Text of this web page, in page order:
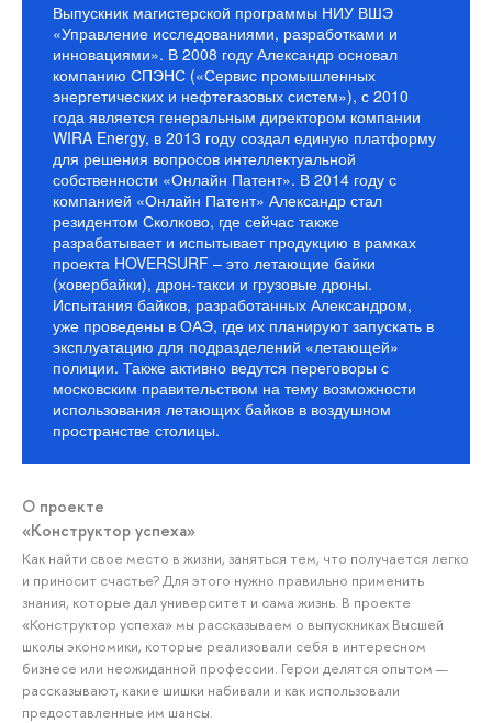
Выпускник магистерской программы НИУ ВШЭ
«Управление исследованиями, разработками и
инновациями». В 2008 году Александр основал
компанию СПЭНС («Сервис промышленных
энергетических и нефтегазовых систем»), с 2010
года является генеральным директором компании
WIRA Energy, в 2013 году создал единую платформу
для решения вопросов интеллектуальной
собственности «Онлайн Патент». В 2014 году с
компанией «Онлайн Патент» Александр стал
резидентом Сколково, где сейчас также
разрабатывает и испытывает продукцию в рамках
проекта HOVERSURF – это летающие байки
(ховербайки), дрон-такси и грузовые дроны.
Испытания байков, разработанных Александром,
уже проведены в ОАЭ, где их планируют запускать в
эксплуатацию для подразделений «летающей»
полиции. Также активно ведутся переговоры с
московским правительством на тему возможности
использования летающих байков в воздушном
пространстве столицы.
О проекте
«Конструктор успеха»
Как найти свое место в жизни, заняться тем, что получается легко
и приносит счастье? Для этого нужно правильно применить
знания, которые дал университет и сама жизнь. В проекте
«Конструктор успеха» мы рассказываем о выпускниках Высшей
школы экономики, которые реализовали себя в интересном
бизнесе или неожиданной профессии. Герои делятся опытом —
рассказывают, какие шишки набивали и как использовали
предоставленные им шансы.